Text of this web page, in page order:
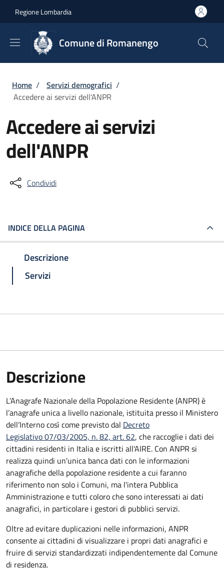
Regione Lombardia
Comune di Romanengo
Briciole di pane
Home / Servizi demografici /
Accedere ai servizi dell'ANPR
Accedere ai servizi
dell'ANPR
Condividi
INDICE DELLA PAGINA
Descrizione
Servizi
Descrizione
L’Anagrafe Nazionale della Popolazione Residente (ANPR) è
l’anagrafe unica a livello nazionale, istituita presso il Ministero
dell’Interno così come previsto dal Decreto
Legislativo 07/03/2005, n. 82, art. 62, che raccoglie i dati dei
cittadini residenti in Italia e iscritti all'AIRE. Con ANPR si
realizza quindi un'unica banca dati con le informazioni
anagrafiche della popolazione residente a cui faranno
riferimento non solo i Comuni, ma l'intera Pubblica
Amministrazione e tutti coloro che sono interessati ai dati
anagrafici, in particolare i gestori di pubblici servizi.
Oltre ad evitare duplicazioni nelle informazioni, ANPR
consente ai cittadini di visualizzare i propri dati anagrafici e
fruire di servizi standardizzati indipendentemente dal Comune
di residenza.